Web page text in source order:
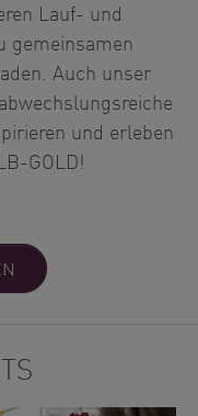
Lauf- und
gemeinsamen
Auch unser
und erleben
GOLD!